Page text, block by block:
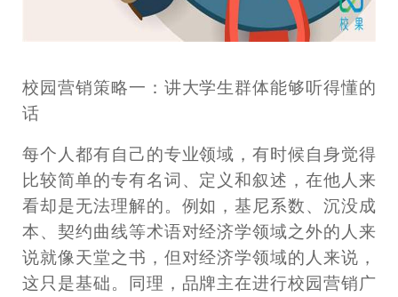
校园营销策略一：讲大学生群体能够听得懂的
话
每个人都有自己的专业领域，有时候自身觉得
比较简单的专有名词、定义和叙述，在他人来
看却是无法理解的。例如，基尼系数、沉没成
本、契约曲线等术语对经济学领域之外的人来
说就像天堂之书，但对经济学领域的人来说，
这只是基础。同理，品牌主在进行校园营销广